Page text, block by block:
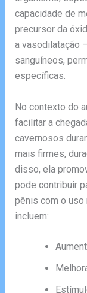
capacidade de
precursor da
a vasodilatação
sanguíneos,
específicas.
No contexto do
facilitar a
cavernosos
mais firmes,
disso, ela
pode contribuir
pênis com o
incluem: